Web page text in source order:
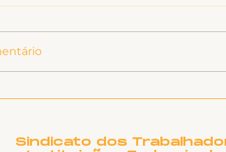
Informe
Sindicato dos